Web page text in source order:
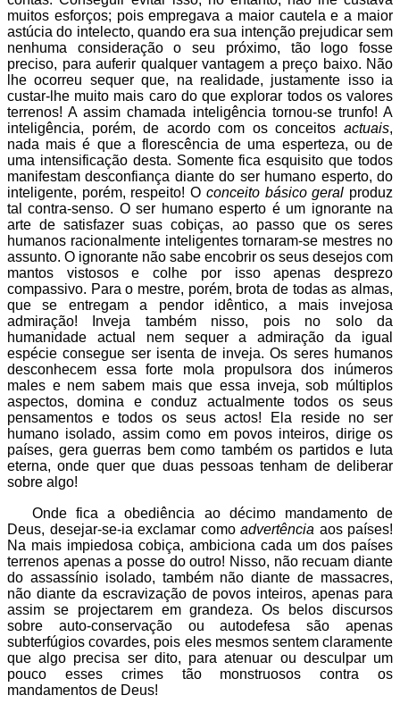
muitos esforços; pois empregava a maior cautela e a maior
astúcia do intelecto, quando era sua intenção prejudicar sem
nenhuma consideração o seu próximo, tão logo fosse
preciso, para auferir qualquer vantagem a preço baixo. Não
lhe ocorreu sequer que, na realidade, justamente isso ia
custar-lhe muito mais caro do que explorar todos os valores
terrenos! A assim chamada inteligência tornou-se trunfo! A
inteligência, porém, de acordo com os conceitos actuais,
nada mais é que a florescência de uma esperteza, ou de
uma intensificação desta. Somente fica esquisito que todos
manifestam desconfiança diante do ser humano esperto, do
inteligente, porém, respeito! O conceito básico geral produz
tal contra-senso. O ser humano esperto é um ignorante na
arte de satisfazer suas cobiças, ao passo que os seres
humanos racionalmente inteligentes tornaram-se mestres no
assunto. O ignorante não sabe encobrir os seus desejos com
mantos vistosos e colhe por isso apenas desprezo
compassivo. Para o mestre, porém, brota de todas as almas,
que se entregam a pendor idêntico, a mais invejosa
admiração! Inveja também nisso, pois no solo da
humanidade actual nem sequer a admiração da igual
espécie consegue ser isenta de inveja. Os seres humanos
desconhecem essa forte mola propulsora dos inúmeros
males e nem sabem mais que essa inveja, sob múltiplos
aspectos, domina e conduz actualmente todos os seus
pensamentos e todos os seus actos! Ela reside no ser
humano isolado, assim como em povos inteiros, dirige os
países, gera guerras bem como também os partidos e luta
eterna, onde quer que duas pessoas tenham de deliberar
sobre algo!
Onde fica a obediência ao décimo mandamento de
Deus, desejar-se-ia exclamar como advertência aos países!
Na mais impiedosa cobiça, ambiciona cada um dos países
terrenos apenas a posse do outro! Nisso, não recuam diante
do assassínio isolado, também não diante de massacres,
não diante da escravização de povos inteiros, apenas para
assim se projectarem em grandeza. Os belos discursos
sobre auto-conservação ou autodefesa são apenas
subterfúgios covardes, pois eles mesmos sentem claramente
que algo precisa ser dito, para atenuar ou desculpar um
pouco esses crimes tão monstruosos contra os
mandamentos de Deus!